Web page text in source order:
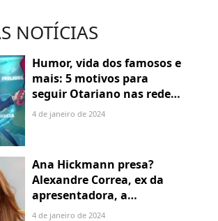
NOTÍCIAS
Humor, vida dos famosos e
mais: 5 motivos para
seguir Otariano nas redes
sociais
4 de janeiro de 2024
Ana Hickmann presa?
Alexandre Correa, ex da
apresentadora, a
denuncia por alienação
4 de janeiro de 2024